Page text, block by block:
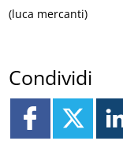
(luca mercanti)
Condividi